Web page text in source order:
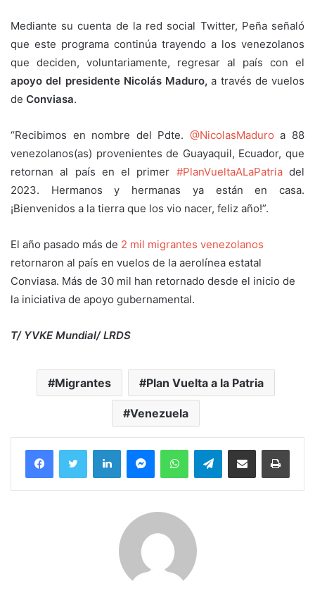
Mediante su cuenta de la red social Twitter, Peña señaló
que este programa continúa trayendo a los venezolanos
que deciden, voluntariamente, regresar al país con el
apoyo del presidente Nicolás Maduro, a través de vuelos
de Conviasa.
“Recibimos en nombre del Pdte. @NicolasMaduro a 88
venezolanos(as) provenientes de Guayaquil, Ecuador, que
retornan al país en el primer #PlanVueltaALaPatriadel
2023. Hermanos y hermanas ya están en casa.
¡Bienvenidos a la tierra que los vio nacer, feliz año!”.
El año pasado más de 2 mil migrantes venezolanos
retornaron al país en vuelos de la aerolínea estatal
Conviasa. Más de 30 mil han retornado desde el inicio de
la iniciativa de apoyo gubernamental.
T/ YVKE Mundial/ LRDS
Migrantes Plan Vuelta a la Patria
Venezuela
FacebookTwitter LinkedInMessengerWhatsAppTelegramCompartir por correo electrónico